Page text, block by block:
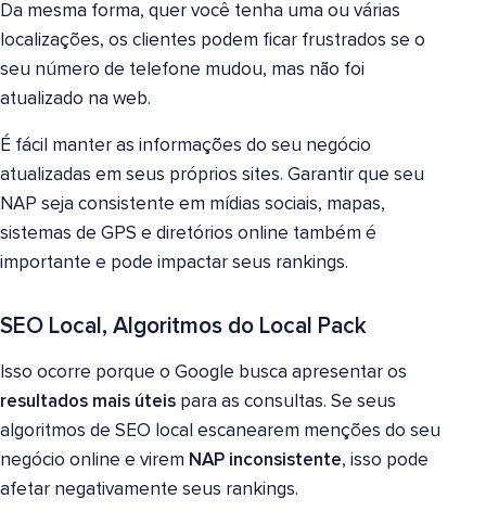
Da mesma forma, quer você tenha uma ou várias
localizações, os clientes podem ficar frustrados se o
seu número de telefone mudou, mas não foi
atualizado na web.
É fácil manter as informações do seu negócio
atualizadas em seus próprios sites. Garantir que seu
NAP seja consistente em mídias sociais, mapas,
sistemas de GPS e diretórios online também é
importante e pode impactar seus rankings.
SEO Local, Algoritmos do Local Pack
Isso ocorre porque o Google busca apresentar os
resultados mais úteis para as consultas. Se seus
algoritmos de SEO local escanearem menções do seu
negócio online e virem NAP inconsistente, isso pode
afetar negativamente seus rankings.